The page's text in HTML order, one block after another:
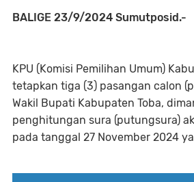
BALIGE 23/9/2024 Sumutposid.-
KPU (Komisi Pemilihan Umum)
tetapkan tiga (3) pasangan calon
Wakil Bupati Kabupaten Toba,
penghitungan sura (putungsura)
pada tanggal 27 November 2024